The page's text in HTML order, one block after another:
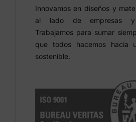
Innovamos en diseños y
al lado de empresas y
Trabajamos para sumar
que todos hacemos hacia
sostenible.